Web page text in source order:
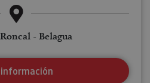
- Belagua